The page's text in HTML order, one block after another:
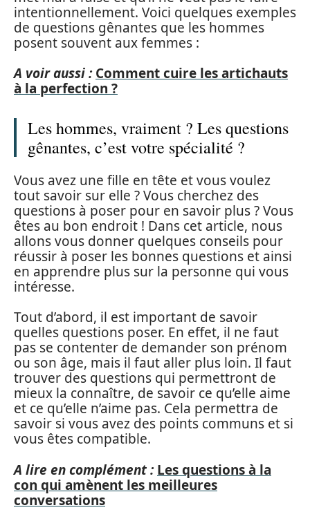
intentionnellement. Voici quelques exemples
de questions gênantes que les hommes
posent souvent aux femmes :
A voir aussi : Comment cuire les artichauts
à la perfection ?
Les hommes, vraiment ? Les questions
gênantes, c’est votre spécialité ?
Vous avez une fille en tête et vous voulez
tout savoir sur elle ? Vous cherchez des
questions à poser pour en savoir plus ? Vous
êtes au bon endroit ! Dans cet article, nous
allons vous donner quelques conseils pour
réussir à poser les bonnes questions et ainsi
en apprendre plus sur la personne qui vous
intéresse.
Tout d’abord, il est important de savoir
quelles questions poser. En effet, il ne faut
pas se contenter de demander son prénom
ou son âge, mais il faut aller plus loin. Il faut
trouver des questions qui permettront de
mieux la connaître, de savoir ce qu’elle aime
et ce qu’elle n’aime pas. Cela permettra de
savoir si vous avez des points communs et si
vous êtes compatible.
A lire en complément : Les questions à la
con qui amènent les meilleures
conversations